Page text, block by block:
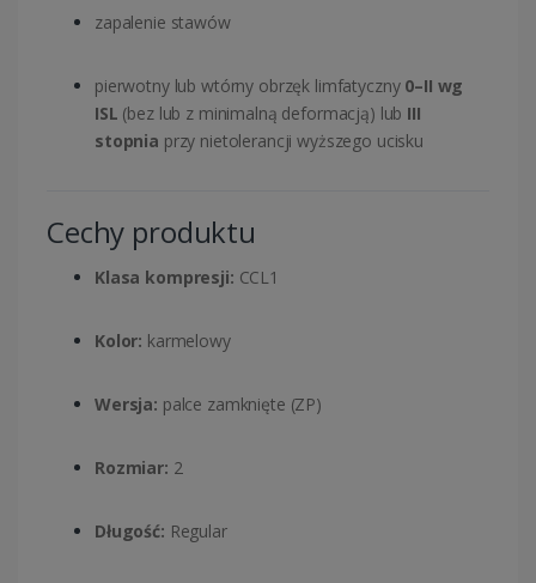
zapalenie stawów
pierwotny lub wtórny obrzęk limfatyczny 0–II wg
ISL (bez lub z minimalną deformacją) lub III
stopnia przy nietolerancji wyższego ucisku
Cechy produktu
Klasa kompresji: CCL1
Kolor: karmelowy
Wersja: palce zamknięte (ZP)
Rozmiar: 2
Długość: Regular